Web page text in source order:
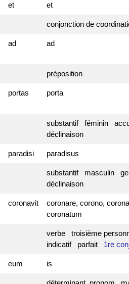
et et
conjonction de
ad ad
préposition
portas porta
substantif féminin
déclinaison
paradisi paradisus
substantif masculin
déclinaison
coronavit
coronare, corono,
coronatum
verbe troisième
indicatif parfait 1re
eum is